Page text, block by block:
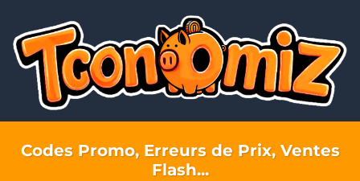
Codes Promo, Erreurs de Prix, Ventes
Flash...